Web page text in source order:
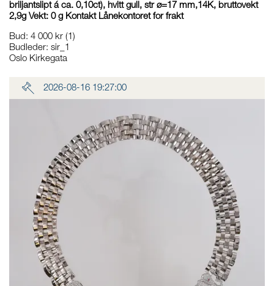
briljantslipt á ca. 0,10ct), hvitt gull, str ø=17 mm,14K, bruttovekt
2,9g Vekt: 0 g Kontakt Lånekontoret for frakt
Bud: 4 000 kr (1)
Budleder: sir_1
Oslo Kirkegata
2026-08-16 19:27:00